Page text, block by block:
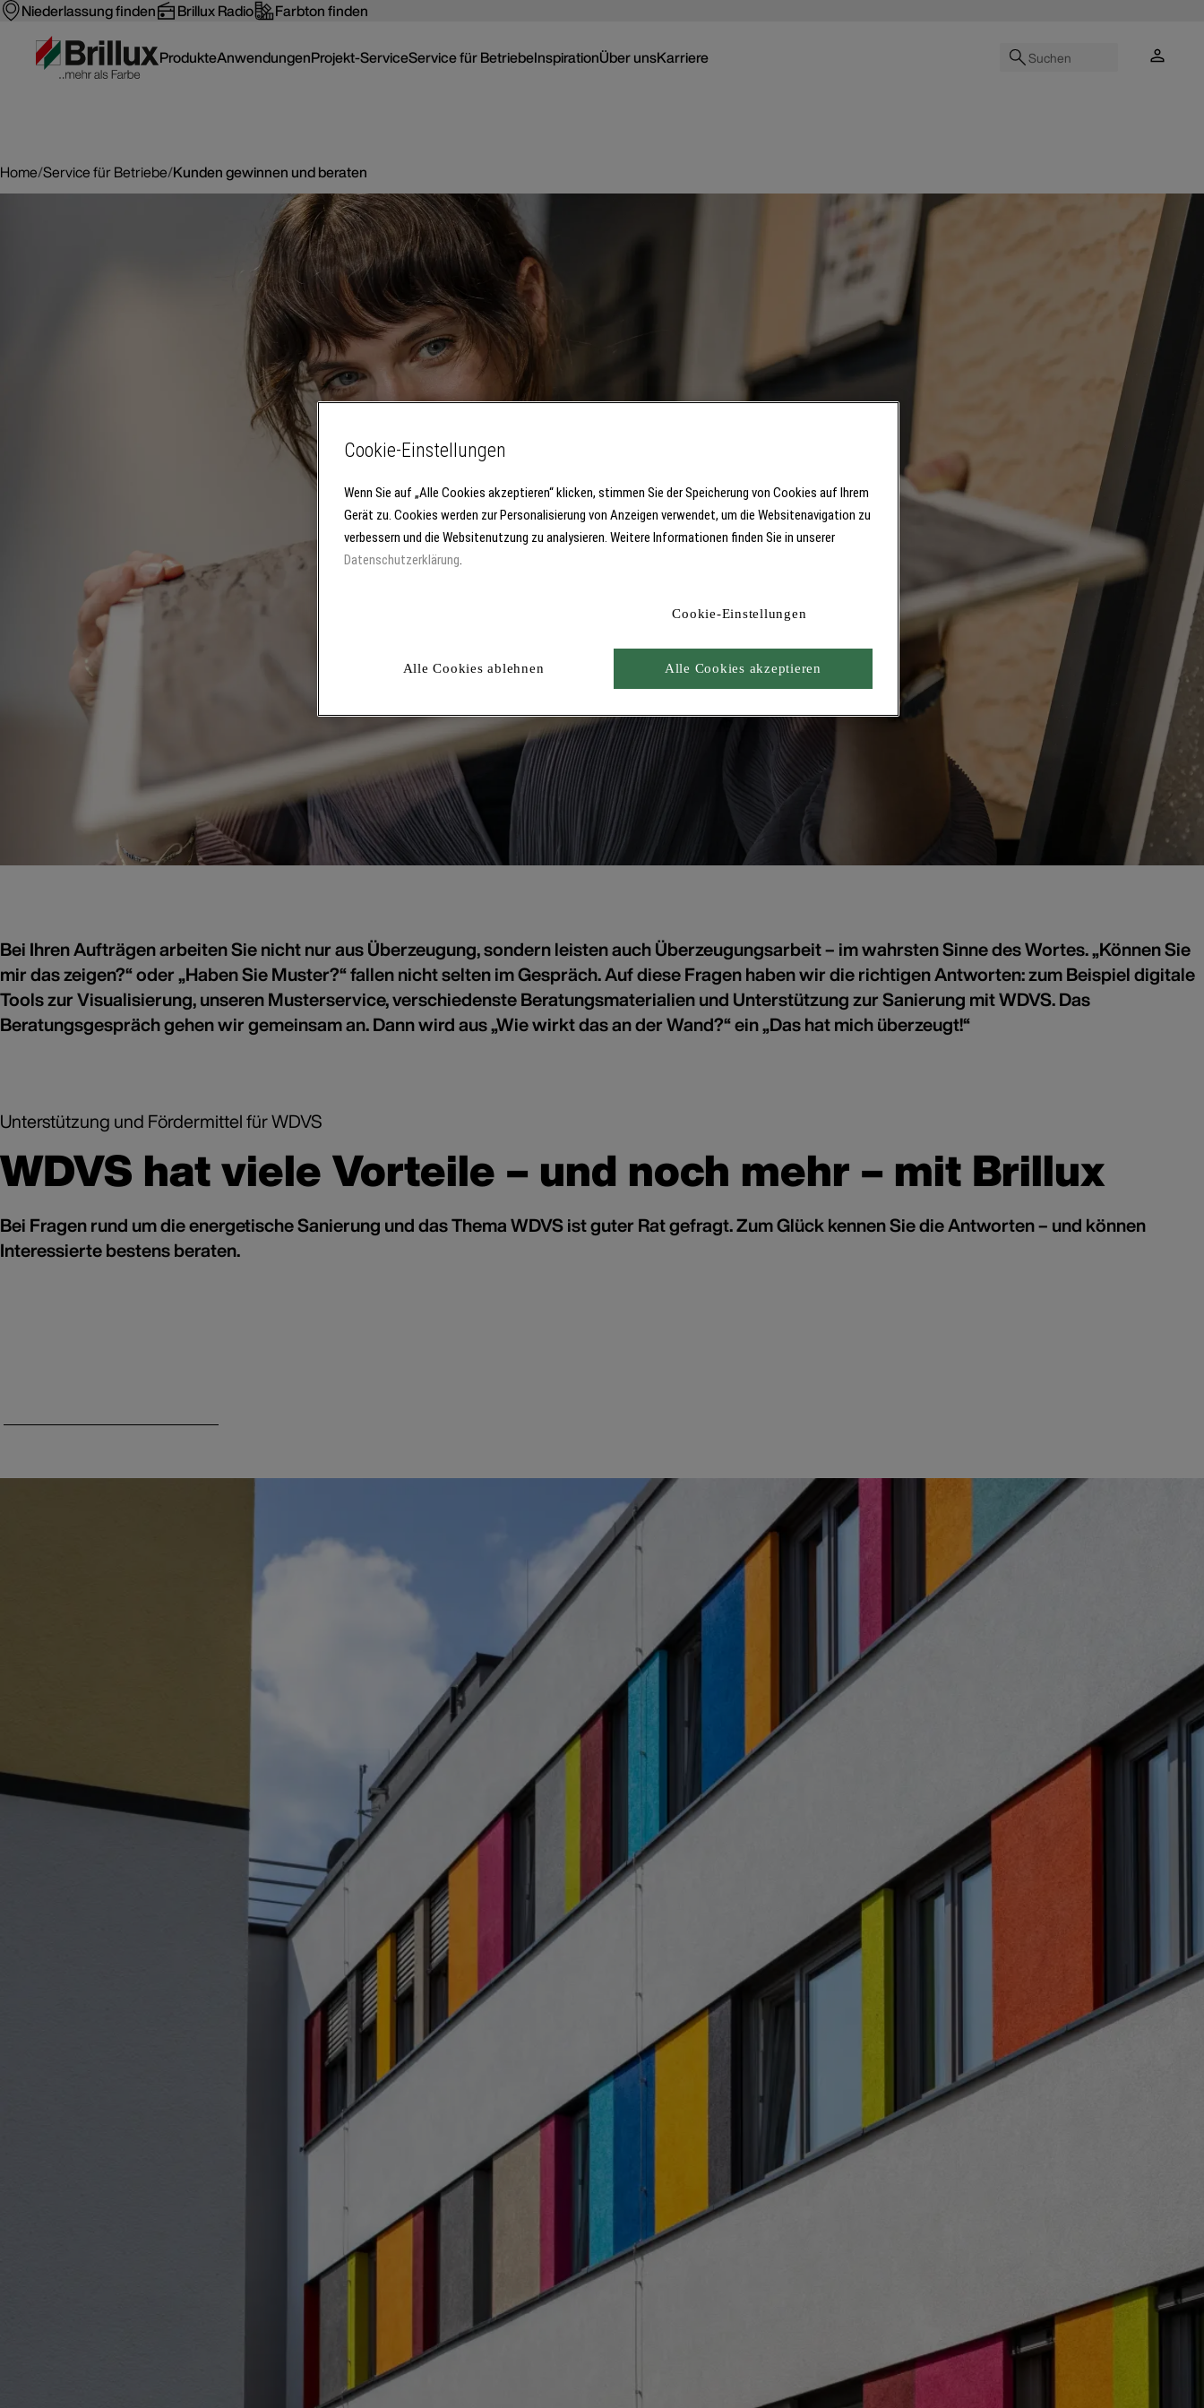
Niederlassung finden Brillux Radio Farbton finden
Suchen
ProdukteAnwendungenProjekt-ServiceService für BetriebeInspirationÜber unsKarriere
Home/Service für Betriebe/Kunden gewinnen und beraten
Kunden beraten und gewinnen
So haben Sie sich das
vorgestellt!
Bei Ihren Aufträgen arbeiten Sie nicht nur aus Überzeugung, sondern leisten auch Überzeugungsarbeit – im wahrsten Sinne des Wortes. „Können Sie
mir das zeigen?“ oder „Haben Sie Muster?“ fallen nicht selten im Gespräch. Auf diese Fragen haben wir die richtigen Antworten: zum Beispiel digitale
Tools zur Visualisierung, unseren Musterservice, verschiedenste Beratungsmaterialien und Unterstützung zur Sanierung mit WDVS. Das
Beratungsgespräch gehen wir gemeinsam an. Dann wird aus „Wie wirkt das an der Wand?“ ein „Das hat mich überzeugt!“
Unterstützung und Fördermittel für WDVS
WDVS hat viele Vorteile – und noch mehr – mit Brillux
Bei Fragen rund um die energetische Sanierung und das Thema WDVS ist guter Rat gefragt. Zum Glück kennen Sie die Antworten – und können
Interessierte bestens beraten.
Cookie-Einstellungen
Wenn Sie auf „Alle Cookies akzeptieren“ klicken, stimmen Sie der Speicherung von Cookies auf Ihrem
Gerät zu. Cookies werden zur Personalisierung von Anzeigen verwendet, um die Websitenavigation zu
verbessern und die Websitenutzung zu analysieren. Weitere Informationen finden Sie in unserer
Datenschutzerklärung.
Cookie-Einstellungen
Alle Cookies ablehnen Alle Cookies akzeptieren